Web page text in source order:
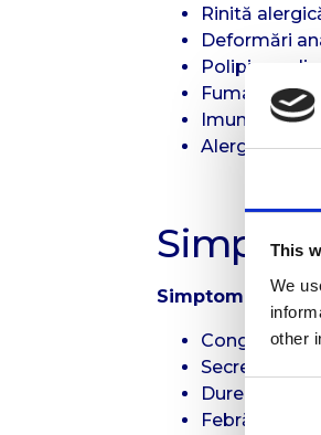
This
We
other
Selection
Rinită
Deformări
Polipi nazali
Fumatul
Alergii
Simptomele
Congestie
Secreții
Durere sau
Febră (în